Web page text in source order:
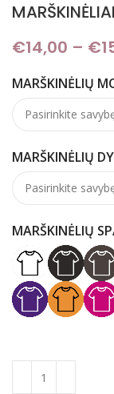
€14,00 – €
MARŠKINĖLIŲ
MARŠKINĖLIŲ
MARŠKINĖLIŲ